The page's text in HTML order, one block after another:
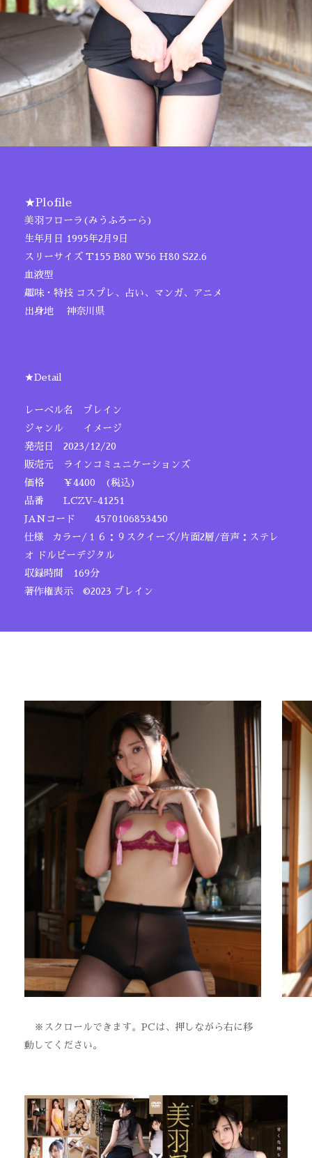
★Plofile
美羽フローラ(みうふろーら)
生年月日 1995年2月9日
スリーサイズ T155 B80 W56 H80 S22.6
血液型
趣味・特技 コスプレ、占い、マンガ、アニメ
出身地 神奈川県
★Detail
レーベル名 ブレイン
ジャンル イメージ
発売日 2023/12/20
販売元 ラインコミュニケーションズ
価格 ￥4400 (税込)
品番 LCZV-41251
JANコード 4570106853450
仕様 カラー/１６：９スクイーズ/片面2層/音声：ステレ
オ ドルビーデジタル
収録時間 169分
著作権表示 ©2023 ブレイン
※スクロールできます。PCは、押しながら右に移
動してください。